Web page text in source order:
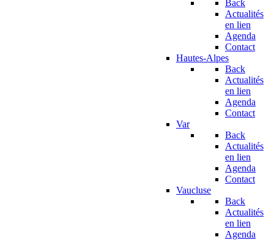
Back
Actualités
en lien
Agenda
Contact
Hautes-Alpes
Back
Actualités
en lien
Agenda
Contact
Var
Back
Actualités
en lien
Agenda
Contact
Vaucluse
Back
Actualités
en lien
Agenda